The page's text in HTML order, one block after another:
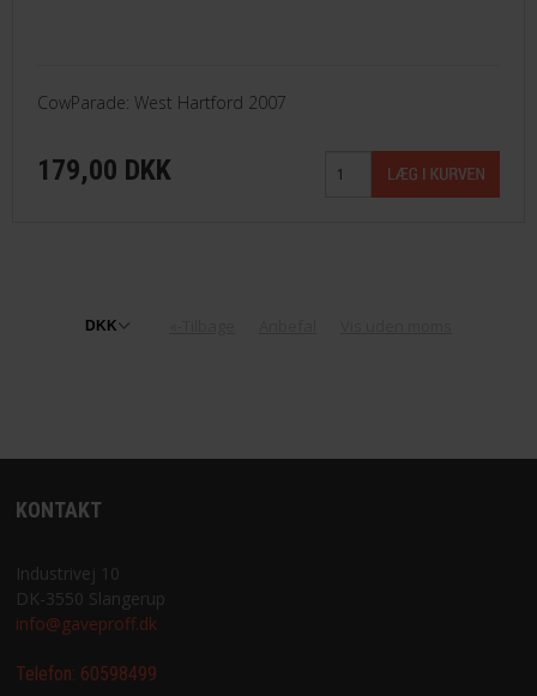
CowParade: West Hartford 2007
179,00 DKK
KONTAKT
Industrivej 10
DK-3550 Slangerup
info@gaveproff.dk
Telefon: 60598499